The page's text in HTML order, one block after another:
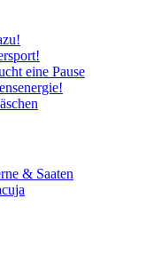
eine Pause
& Saaten